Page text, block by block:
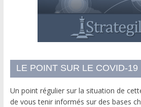
LE POINT SUR LE COVID-19
Un point régulier sur la situation de
de vous tenir informés sur des bases